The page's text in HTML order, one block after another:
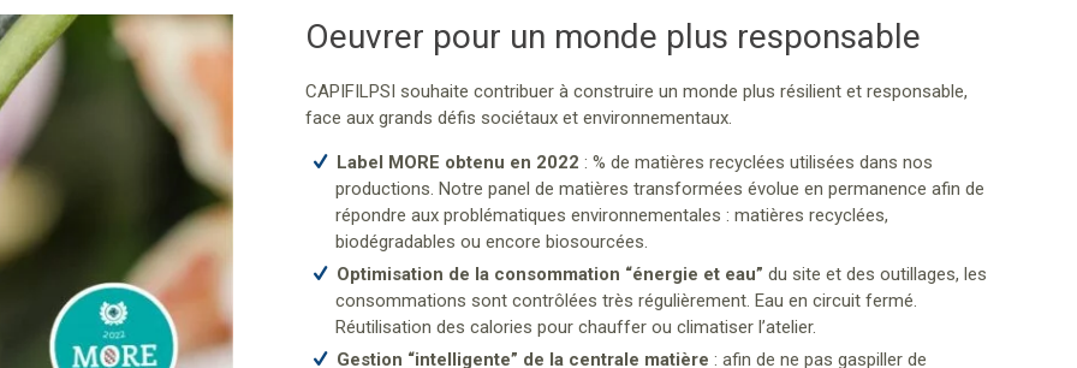
Oeuvrer pour un monde plus responsable
CAPIFILPSI souhaite contribuer à construire un monde plus résilient et responsable,
face aux grands défis sociétaux et environnementaux.
Label MORE obtenu en 2022 : % de matières recyclées utilisées dans nos
productions. Notre panel de matières transformées évolue en permanence afin de
répondre aux problématiques environnementales : matières recyclées,
biodégradables ou encore biosourcées.
Optimisation de la consommation “énergie et eau” du site et des outillages, les
consommations sont contrôlées très régulièrement. Eau en circuit fermé.
Réutilisation des calories pour chauffer ou climatiser l’atelier.
Gestion “intelligente” de la centrale matière : afin de ne pas gaspiller de